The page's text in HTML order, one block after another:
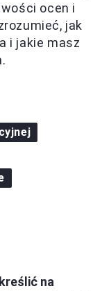
ocen i
jak
i jakie masz
na